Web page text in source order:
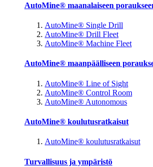
AutoMine® maanalaiseen
AutoMine® Single Drill
AutoMine® Drill Fleet
AutoMine® Machine Fleet
AutoMine® maanpäälliseen
AutoMine® Line of Sight
AutoMine® Control Room
AutoMine® Autonomous
AutoMine® koulutusratkaisut
AutoMine® koulutusratkaisut
Turvallisuus ja ympäristö